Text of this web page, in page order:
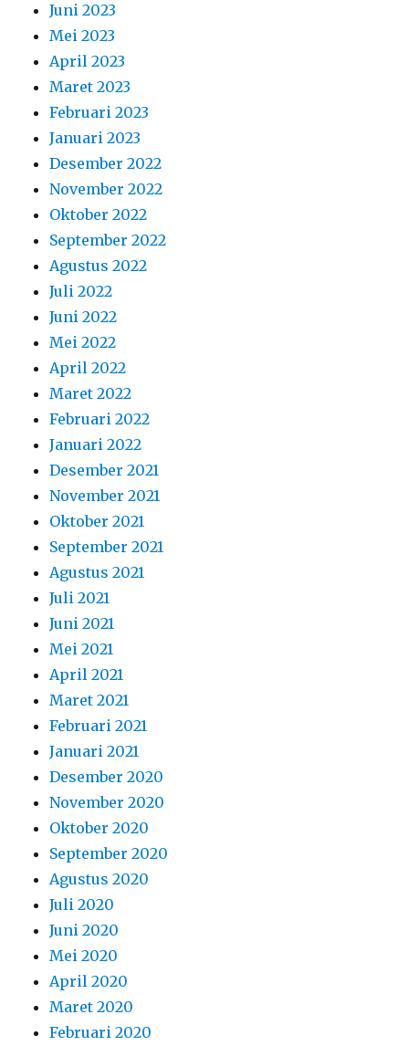
Juni 2023
Mei 2023
April 2023
Maret 2023
Februari 2023
Januari 2023
Desember 2022
November 2022
Oktober 2022
September 2022
Agustus 2022
Juli 2022
Juni 2022
Mei 2022
April 2022
Maret 2022
Februari 2022
Januari 2022
Desember 2021
November 2021
Oktober 2021
September 2021
Agustus 2021
Juli 2021
Juni 2021
Mei 2021
April 2021
Maret 2021
Februari 2021
Januari 2021
Desember 2020
November 2020
Oktober 2020
September 2020
Agustus 2020
Juli 2020
Juni 2020
Mei 2020
April 2020
Maret 2020
Februari 2020